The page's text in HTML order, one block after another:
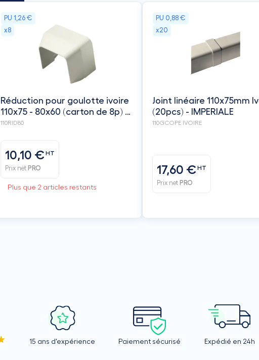
PU 1,26 €
x8
Réduction pour goulotte ivoire
110x75 - 80x60 (carton de 8p) -
IMPERIALE
110RID80
10,10 €HT
Prix net PRO
Plus que 2 articles restants
PU 0,88 €
x20
Joint linéaire 110x75mm
(20pcs) - IMPERIALE
110GCOPE IVOIRE
17,60 €HT
Prix net PRO
15 ans d'expérience Paiement sécurisé Expédié en 24h